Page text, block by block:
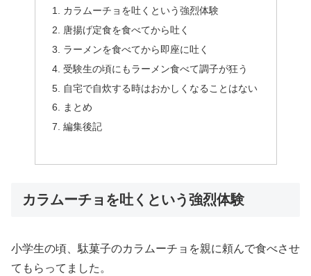
カラムーチョを吐くという強烈体験
唐揚げ定食を食べてから吐く
ラーメンを食べてから即座に吐く
受験生の頃にもラーメン食べて調子が狂う
自宅で自炊する時はおかしくなることはない
まとめ
編集後記
カラムーチョを吐くという強烈体験
小学生の頃、駄菓子のカラムーチョを親に頼んで食べさせ
てもらってました。